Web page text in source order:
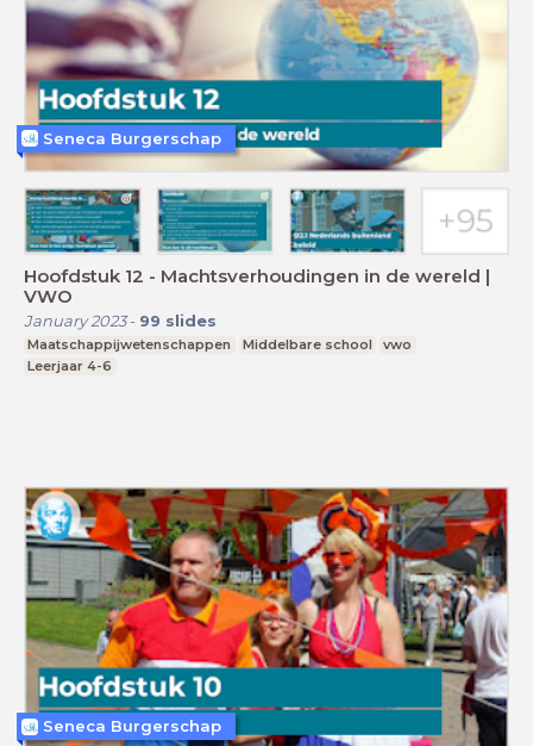
Hoofdstuk 12 - Machtsverhoudingen in de wereld |
VWO
January 2023- 99 slides
Maatschappijwetenschappen Middelbare school
vwo
Leerjaar 4-6
Seneca Burgerschap
Seneca Burgerschap